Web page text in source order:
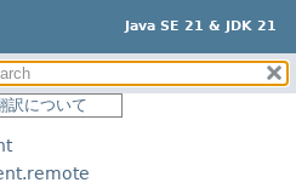
Java SE 21 & JDK 21
サマリー:
ネスト済
訳について